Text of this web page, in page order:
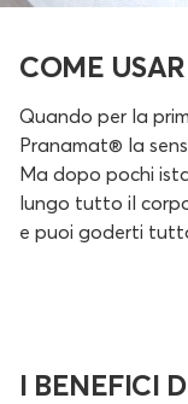
COME
Quando per la
Pranamat® la
Ma dopo pochi
lungo tutto il
e puoi goderti
I BENEFICI